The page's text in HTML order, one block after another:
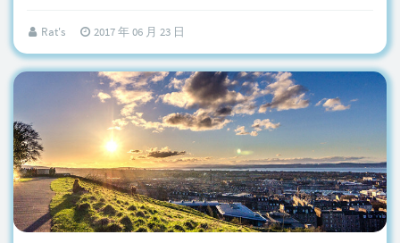
Rat's 2017 年 06 月 23 日